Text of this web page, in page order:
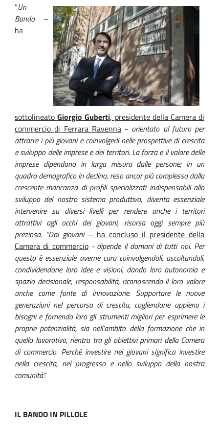
Immagine
“Un
Bando
–
ha
sottolineato Giorgio Guberti, presidente della Camera di
commerciodi Ferrara Ravenna- orientato al futuro per
attrarre i più giovani e coinvolgerli nelle prospettive di crescita
e sviluppo delle imprese e dei territori. La forza e il valore delle
imprese dipendono in larga misura dalle persone; in un
quadro demografico in declino, reso ancor più complesso dalla
crescente mancanza di profili specializzati indispensabili allo
sviluppo del nostro sistema produttivo, diventa essenziale
intervenire su diversi livelli per rendere anche i territori
attrattivi agli occhi dei giovani, risorsa oggi sempre più
preziosa. “Dai giovani – ha concluso il presidente della
Camera di commercio- dipende il domani di tutti noi. Per
questo è essenziale averne cura coinvolgendoli, ascoltandoli,
condividendone loro idee e visioni, dando loro autonomia e
spazio decisionale, responsabilità, riconoscendo il loro valore
anche come fonte di innovazione. Supportare le nuove
generazioni nel percorso di crescita, cogliendone appieno i
bisogni e fornendo loro gli strumenti migliori per esprimere le
proprie potenzialità, sia nell’ambito della formazione che in
quello lavorativo, rientra tra gli obiettivi primari della Camera
di commercio. Perché investire nei giovani significa investire
nella crescita, nel progresso e nello sviluppo della nostra
comunità”.
IL BANDO IN PILLOLE